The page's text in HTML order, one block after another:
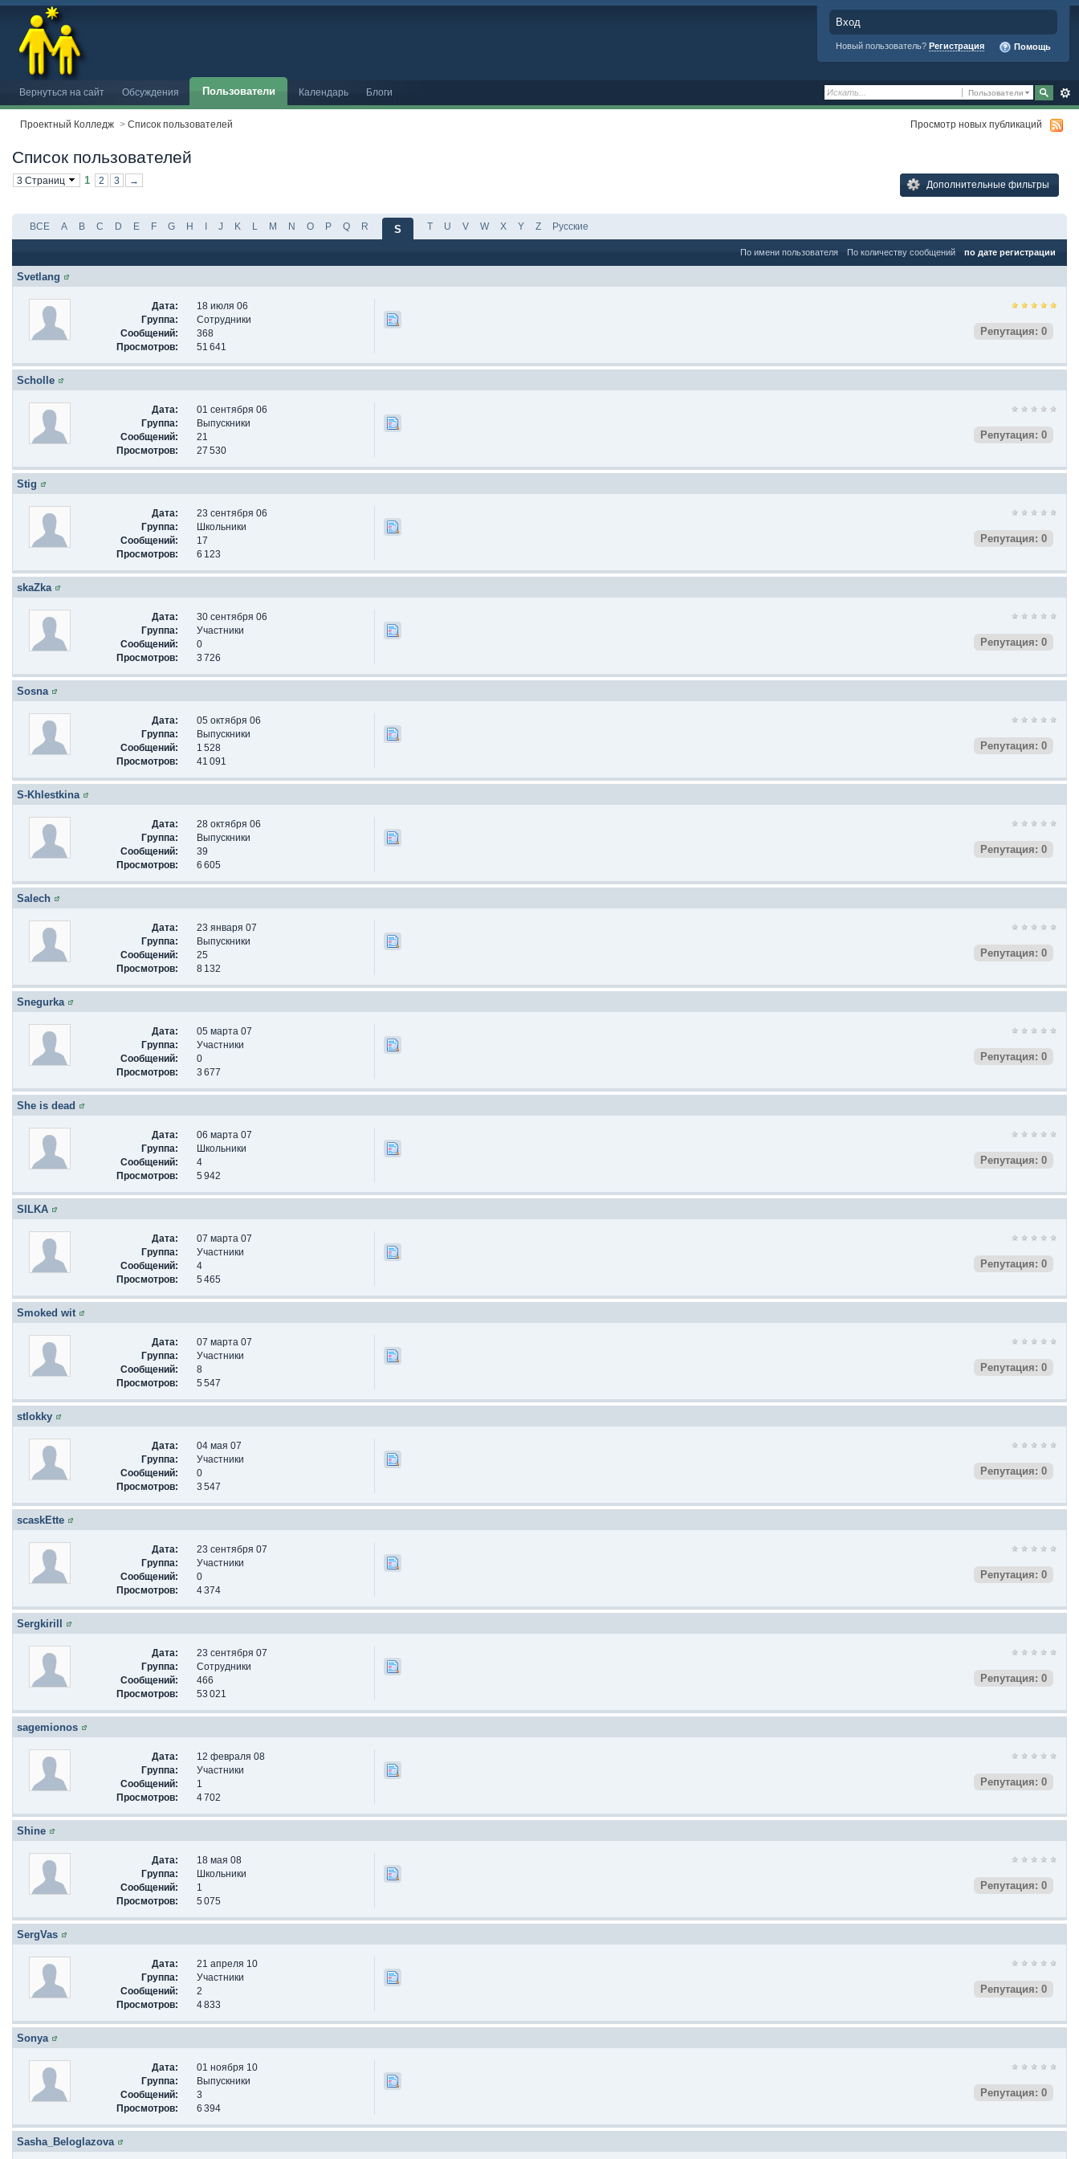
Вход
Новый пользователь? Регистрация Помощь
Пользователи
Вернуться на сайт Обсуждения Пользователи Календарь Блоги
Проектный Колледж > Список пользователей Просмотр новых публикаций
Список пользователей
3 Страниц 1 2 3 → Дополнительные фильтры
ВСЕ A B C D E F G H I J K L M N O P Q R S T U V W X Y Z Русские
По имени пользователя По количеству сообщений по дате регистрации
Svetlang
Дата:
18 июля 06
Группа:
Сотрудники
Сообщений:
368
Просмотров:
51 641
Репутация: 0
Scholle
Дата:
01 сентября 06
Группа:
Выпускники
Сообщений:
21
Просмотров:
27 530
Репутация: 0
Stig
Дата:
23 сентября 06
Группа:
Школьники
Сообщений:
17
Просмотров:
6 123
Репутация: 0
skaZka
Дата:
30 сентября 06
Группа:
Участники
Сообщений:
0
Просмотров:
3 726
Репутация: 0
Sosna
Дата:
05 октября 06
Группа:
Выпускники
Сообщений:
1 528
Просмотров:
41 091
Репутация: 0
S-Khlestkina
Дата:
28 октября 06
Группа:
Выпускники
Сообщений:
39
Просмотров:
6 605
Репутация: 0
Salech
Дата:
23 января 07
Группа:
Выпускники
Сообщений:
25
Просмотров:
8 132
Репутация: 0
Snegurka
Дата:
05 марта 07
Группа:
Участники
Сообщений:
0
Просмотров:
3 677
Репутация: 0
She is dead
Дата:
06 марта 07
Группа:
Школьники
Сообщений:
4
Просмотров:
5 942
Репутация: 0
SILKA
Дата:
07 марта 07
Группа:
Участники
Сообщений:
4
Просмотров:
5 465
Репутация: 0
Smoked wit
Дата:
07 марта 07
Группа:
Участники
Сообщений:
8
Просмотров:
5 547
Репутация: 0
stlokky
Дата:
04 мая 07
Группа:
Участники
Сообщений:
0
Просмотров:
3 547
Репутация: 0
scaskEtte
Дата:
23 сентября 07
Группа:
Участники
Сообщений:
0
Просмотров:
4 374
Репутация: 0
Sergkirill
Дата:
23 сентября 07
Группа:
Сотрудники
Сообщений:
466
Просмотров:
53 021
Репутация: 0
sagemionos
Дата:
12 февраля 08
Группа:
Участники
Сообщений:
1
Просмотров:
4 702
Репутация: 0
Shine
Дата:
18 мая 08
Группа:
Школьники
Сообщений:
1
Просмотров:
5 075
Репутация: 0
SergVas
Дата:
21 апреля 10
Группа:
Участники
Сообщений:
2
Просмотров:
4 833
Репутация: 0
Sonya
Дата:
01 ноября 10
Группа:
Выпускники
Сообщений:
3
Просмотров:
6 394
Репутация: 0
Sasha_Beloglazova